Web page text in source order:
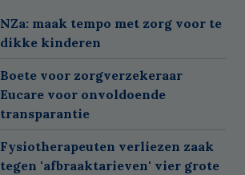
NZa: maak tempo met zorg voor te
dikke kinderen
Boete voor zorgverzekeraar
Eucare voor onvoldoende
transparantie
Fysiotherapeuten verliezen zaak
tegen 'afbraaktarieven' vier grote